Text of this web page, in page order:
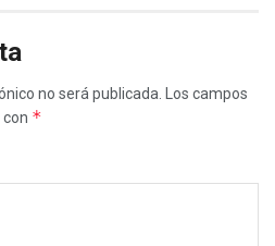
no será publicada.
Los campos
*